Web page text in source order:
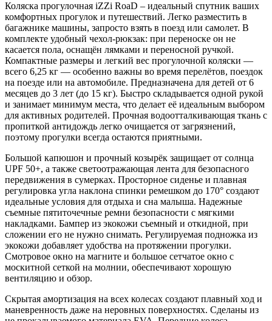
Коляска прогулочная iZZi RoaD – идеальный спутник ваших
комфортных прогулок и путешествий. Легко разместить в
багажнике машины, запросто взять в поезд или самолет. В
комплекте удобный чехол-рюкзак: при переноске он не
касается пола, оснащён лямками и переносной ручкой.
Компактные размеры и легкий вес прогулочной коляски —
всего 6,25 кг — особенно важны во время перелётов, поездок
на поезде или на автомобиле. Предназначена для детей от 6
месяцев до 3 лет (до 15 кг). Быстро складывается одной рукой
и занимает минимум места, что делает её идеальным выбором
для активных родителей. Прочная водоотталкивающая ткань с
пропиткой антидождь легко очищается от загрязнений,
поэтому прогулки всегда остаются приятными.
Большой капюшон и прочный козырёк защищает от солнца
UPF 50+, а также светоотражающая лента для безопасного
передвижения в сумерках. Просторное сиденье и плавная
регулировка угла наклона спинки ремешком до 170° создают
идеальные условия для отдыха и сна малыша. Надежные
съемные пятиточечные ремни безопасности с мягкими
накладками. Бампер из экокожи съемный и откидной, при
сложении его не нужно снимать. Регулируемая подножка из
экокожи добавляет удобства на протяжении прогулки.
Смотровое окно на магните и большое сетчатое окно с
москитной сеткой на молнии, обеспечивают хорошую
вентиляцию и обзор.
Скрытая амортизация на всех колесах создают плавный ход и
маневренность даже на неровных поверхностях. Сделаны из